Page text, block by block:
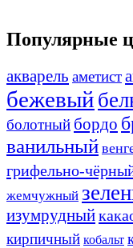
Популярные
акварель аметист
бежевый
болотный бордо
ванильный
грифельно-
жемчужный
изумрудный
кирпичный кобальт